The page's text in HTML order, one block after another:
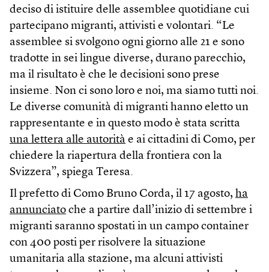
deciso di istituire delle assemblee quotidiane cui
partecipano migranti, attivisti e volontari. “Le
assemblee si svolgono ogni giorno alle 21 e sono
tradotte in sei lingue diverse, durano parecchio,
ma il risultato è che le decisioni sono prese
insieme. Non ci sono loro e noi, ma siamo tutti noi.
Le diverse comunità di migranti hanno eletto un
rappresentante e in questo modo è stata scritta
una lettera alle autorità e ai cittadini di Como, per
chiedere la riapertura della frontiera con la
Svizzera”, spiega Teresa.
Il prefetto di Como Bruno Corda, il 17 agosto, ha
annunciato che a partire dall’inizio di settembre i
migranti saranno spostati in un campo container
con 400 posti per risolvere la situazione
umanitaria alla stazione, ma alcuni attivisti